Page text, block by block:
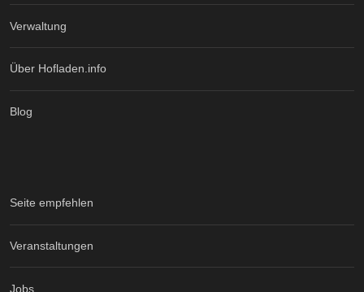
Verwaltung
Über Hofladen.info
Blog
Seite empfehlen
Veranstaltungen
Jobs